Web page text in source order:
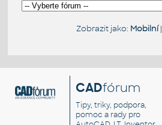
Zobrazit jako: Mobilní|
CADfórum
Tipy, triky, podpora,
pomoc a rady pro